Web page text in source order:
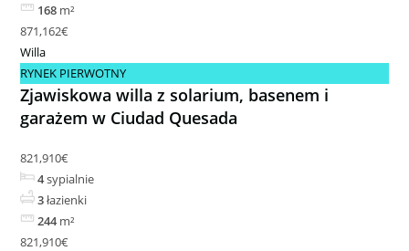
168 m²
871,162€
Willa
RYNEK PIERWOTNY
Zjawiskowa willa z solarium, basenem i
garażem w Ciudad Quesada
821,910€
4sypialnie
3łazienki
244m²
821,910€